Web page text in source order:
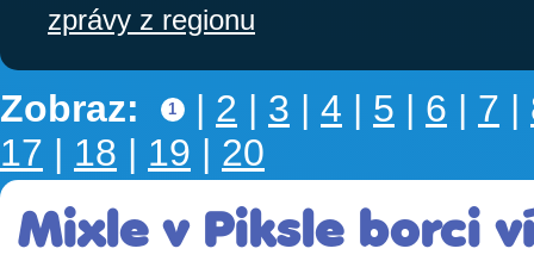
zprávy z regionu
Zobraz: 1 | 2 | 3 | 4 | 5 | 6 | 7 |
17 | 18 | 19 | 20
Mixle v Piksle borci